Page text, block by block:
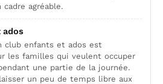
agréable.
ados
club enfants et ados est
les familles qui veulent occuper
une partie de la journée.
un peu de temps libre aux